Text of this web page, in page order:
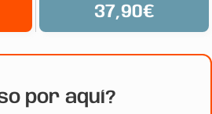
37,90€
por aquí?